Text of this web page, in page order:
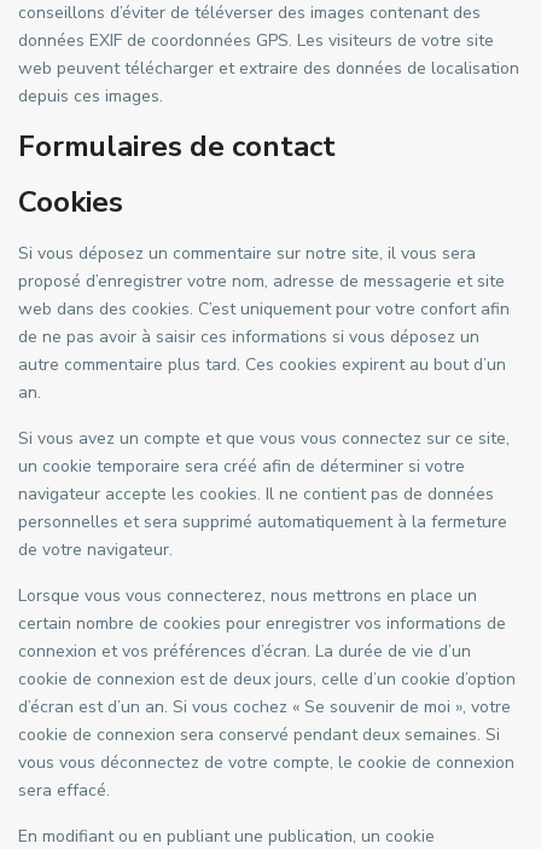
conseillons d’éviter de téléverser des images contenant des
données EXIF de coordonnées GPS. Les visiteurs de votre site
web peuvent télécharger et extraire des données de localisation
depuis ces images.
Formulaires de contact
Cookies
Si vous déposez un commentaire sur notre site, il vous sera
proposé d’enregistrer votre nom, adresse de messagerie et site
web dans des cookies. C’est uniquement pour votre confort afin
de ne pas avoir à saisir ces informations si vous déposez un
autre commentaire plus tard. Ces cookies expirent au bout d’un
an.
Si vous avez un compte et que vous vous connectez sur ce site,
un cookie temporaire sera créé afin de déterminer si votre
navigateur accepte les cookies. Il ne contient pas de données
personnelles et sera supprimé automatiquement à la fermeture
de votre navigateur.
Lorsque vous vous connecterez, nous mettrons en place un
certain nombre de cookies pour enregistrer vos informations de
connexion et vos préférences d’écran. La durée de vie d’un
cookie de connexion est de deux jours, celle d’un cookie d’option
d’écran est d’un an. Si vous cochez « Se souvenir de moi », votre
cookie de connexion sera conservé pendant deux semaines. Si
vous vous déconnectez de votre compte, le cookie de connexion
sera effacé.
En modifiant ou en publiant une publication, un cookie